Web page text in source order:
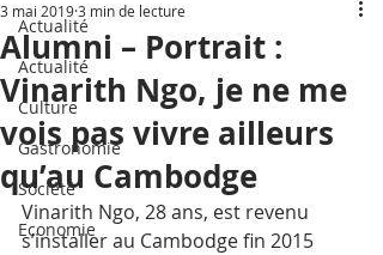
Actualité
Actualité
Culture
Gastronomie
Société
Economie
Alumni – Portrait :
Vinarith Ngo, je ne me
vois pas vivre ailleurs
qu’au Cambodge
3 mai 20193 min de lecture
Vinarith Ngo, 28 ans, est revenu
s’installer au Cambodge fin 2015